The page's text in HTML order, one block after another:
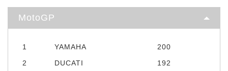
MotoGP
1 YAMAHA
200
2
DUCATI
192